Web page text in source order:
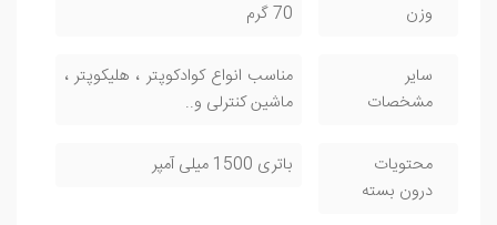
وزن 70 گرم
سایر
مشخصات
مناسب انواع کوادکوپتر ، هلیکوپتر ،
ماشین کنترلی و..
محتویات
درون بسته
باتری 1500 میلی آمپر